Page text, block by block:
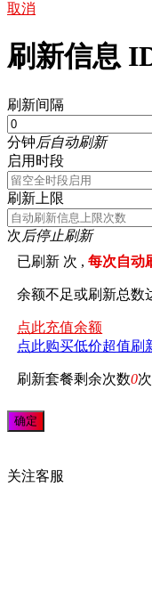
取消
刷新信息
刷新间隔
分钟后自动刷新
启用时段
刷新上限
次后停止刷新
已刷新 次 ,每次自动
余额不足或刷新总数
点此充值余额
点此购买低价超值刷
刷新套餐剩余次数0次
关注客服